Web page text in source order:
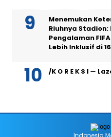
Menemukan
Riuhnya
Pengalaman
Lebih Inklusif di
/K O R E K S I —
Indonesia